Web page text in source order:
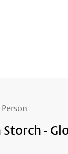
Storch -